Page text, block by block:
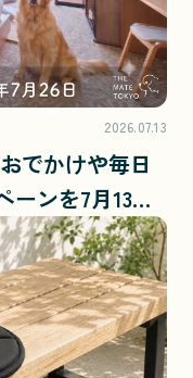
2026.07.13
でかけや毎日
ーンを7月13日